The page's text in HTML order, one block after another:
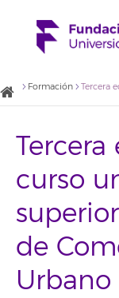
Formación
curso
de
Urbano